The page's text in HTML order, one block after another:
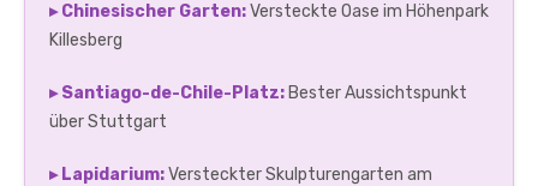
▸ Chinesischer Garten:Versteckte Oase im Höhenpark
Killesberg
▸ Santiago-de-Chile-Platz: Bester Aussichtspunkt
über Stuttgart
▸ Lapidarium:Versteckter Skulpturengarten am